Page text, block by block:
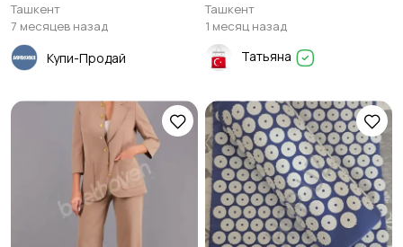
Ташкент
7 месяцев назад
Купи-Продай
Ташкент
1 месяц назад
Татьяна